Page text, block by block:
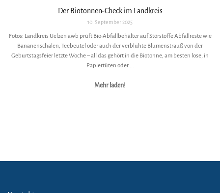
Der Biotonnen-Check im Landkreis
10. September 2025
Fotos: Landkreis Uelzen awb prüft Bio-Abfallbehälter auf Störstoffe Abfallreste wie
Bananenschalen, Teebeutel oder auch der verblühte Blumenstrauß von der
Geburtstagsfeier letzte Woche – all das gehört in die Biotonne, am besten lose, in
Papiertüten oder ...
Mehr laden!